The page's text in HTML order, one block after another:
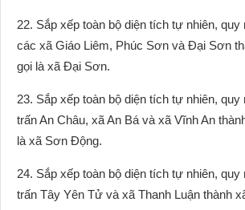
22. Sắp xếp toàn bộ diện tích tự nhiên, quy
các xã Giáo Liêm, Phúc Sơn và Đại Sơn
gọi là xã Đại Sơn.
23. Sắp xếp toàn bộ diện tích tự nhiên, quy
trấn An Châu, xã An Bá và xã Vĩnh An
là xã Sơn Động.
24. Sắp xếp toàn bộ diện tích tự nhiên, quy
trấn Tây Yên Tử và xã Thanh Luận thành